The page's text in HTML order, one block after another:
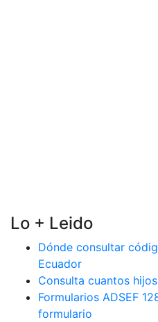
Lo + Leido
Dónde consultar
Ecuador
Consulta cuantos
Formularios ADSEF
formulario